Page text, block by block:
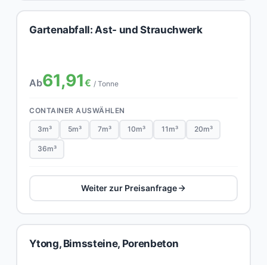
Gartenabfall: Ast- und Strauchwerk
Ab61,91€ / Tonne
CONTAINER AUSWÄHLEN
3m³ 5m³ 7m³ 10m³ 11m³ 20m³
36m³
Weiter zur Preisanfrage
Ytong, Bimssteine, Porenbeton